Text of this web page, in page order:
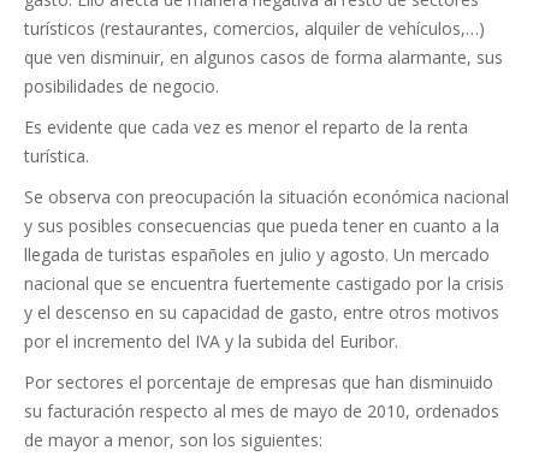
turísticos (restaurantes, comercios, alquiler de vehículos,…)
que ven disminuir, en algunos casos de forma alarmante, sus
posibilidades de negocio.
Es evidente que cada vez es menor el reparto de la renta
turística.
Se observa con preocupación la situación económica nacional
y sus posibles consecuencias que pueda tener en cuanto a la
llegada de turistas españoles en julio y agosto. Un mercado
nacional que se encuentra fuertemente castigado por la crisis
y el descenso en su capacidad de gasto, entre otros motivos
por el incremento del IVA y la subida del Euribor.
Por sectores el porcentaje de empresas que han disminuido
su facturación respecto al mes de mayo de 2010, ordenados
de mayor a menor, son los siguientes: